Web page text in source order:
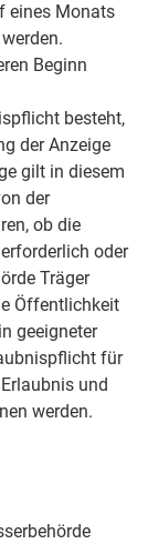
eines Monats
Beginn
besteht,
der Anzeige
gilt in diesem
der
ob die
oder
Träger
Öffentlichkeit
geeigneter
für
und
werden.